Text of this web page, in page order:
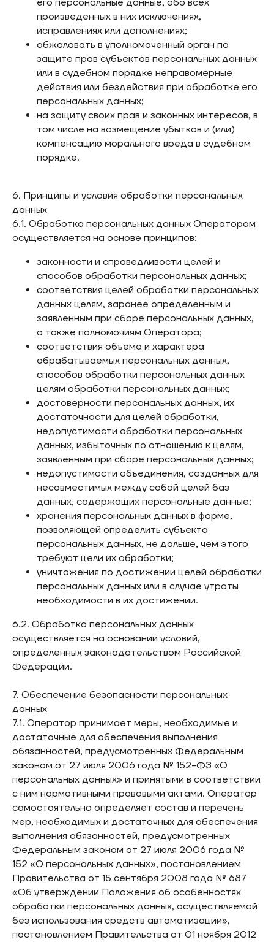
его персональные данные, обо всех
произведенных в них исключениях,
исправлениях или дополнениях;
обжаловать в уполномоченный орган по
защите прав субъектов персональных данных
или в судебном порядке неправомерные
действия или бездействия при обработке его
персональных данных;
на защиту своих прав и законных интересов, в
том числе на возмещение убытков и (или)
компенсацию морального вреда в судебном
порядке.
6. Принципы и условия обработки персональных
данных
6.1. Обработка персональных данных Оператором
осуществляется на основе принципов:
законности и справедливости целей и
способов обработки персональных данных;
соответствия целей обработки персональных
данных целям, заранее определенным и
заявленным при сборе персональных данных,
а также полномочиям Оператора;
соответствия объема и характера
обрабатываемых персональных данных,
способов обработки персональных данных
целям обработки персональных данных;
достоверности персональных данных, их
достаточности для целей обработки,
недопустимости обработки персональных
данных, избыточных по отношению к целям,
заявленным при сборе персональных данных;
недопустимости объединения, созданных для
несовместимых между собой целей баз
данных, содержащих персональные данные;
хранения персональных данных в форме,
позволяющей определить субъекта
персональных данных, не дольше, чем этого
требуют цели их обработки;
уничтожения по достижении целей обработки
персональных данных или в случае утраты
необходимости в их достижении.
6.2. Обработка персональных данных
осуществляется на основании условий,
определенных законодательством Российской
Федерации.
7. Обеспечение безопасности персональных
данных
7.1. Оператор принимает меры, необходимые и
достаточные для обеспечения выполнения
обязанностей, предусмотренных Федеральным
законом от 27 июля 2006 года № 152-ФЗ «О
персональных данных» и принятыми в соответствии
с ним нормативными правовыми актами. Оператор
самостоятельно определяет состав и перечень
мер, необходимых и достаточных для обеспечения
выполнения обязанностей, предусмотренных
Федеральным законом от 27 июля 2006 года №
152 «О персональных данных», постановлением
Правительства от 15 сентября 2008 года № 687
«Об утверждении Положения об особенностях
обработки персональных данных, осуществляемой
без использования средств автоматизации»,
постановлением Правительства от 01 ноября 2012